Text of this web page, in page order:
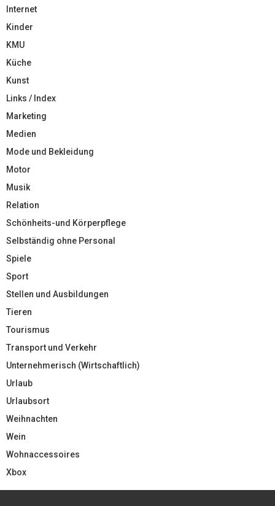
Internet
Kinder
KMU
Küche
Kunst
Links / Index
Marketing
Medien
Mode und Bekleidung
Motor
Musik
Relation
Schönheits-und Körperpflege
Selbständig ohne Personal
Spiele
Sport
Stellen und Ausbildungen
Tieren
Tourismus
Transport und Verkehr
Unternehmerisch (Wirtschaftlich)
Urlaub
Urlaubsort
Weihnachten
Wein
Wohnaccessoires
Xbox